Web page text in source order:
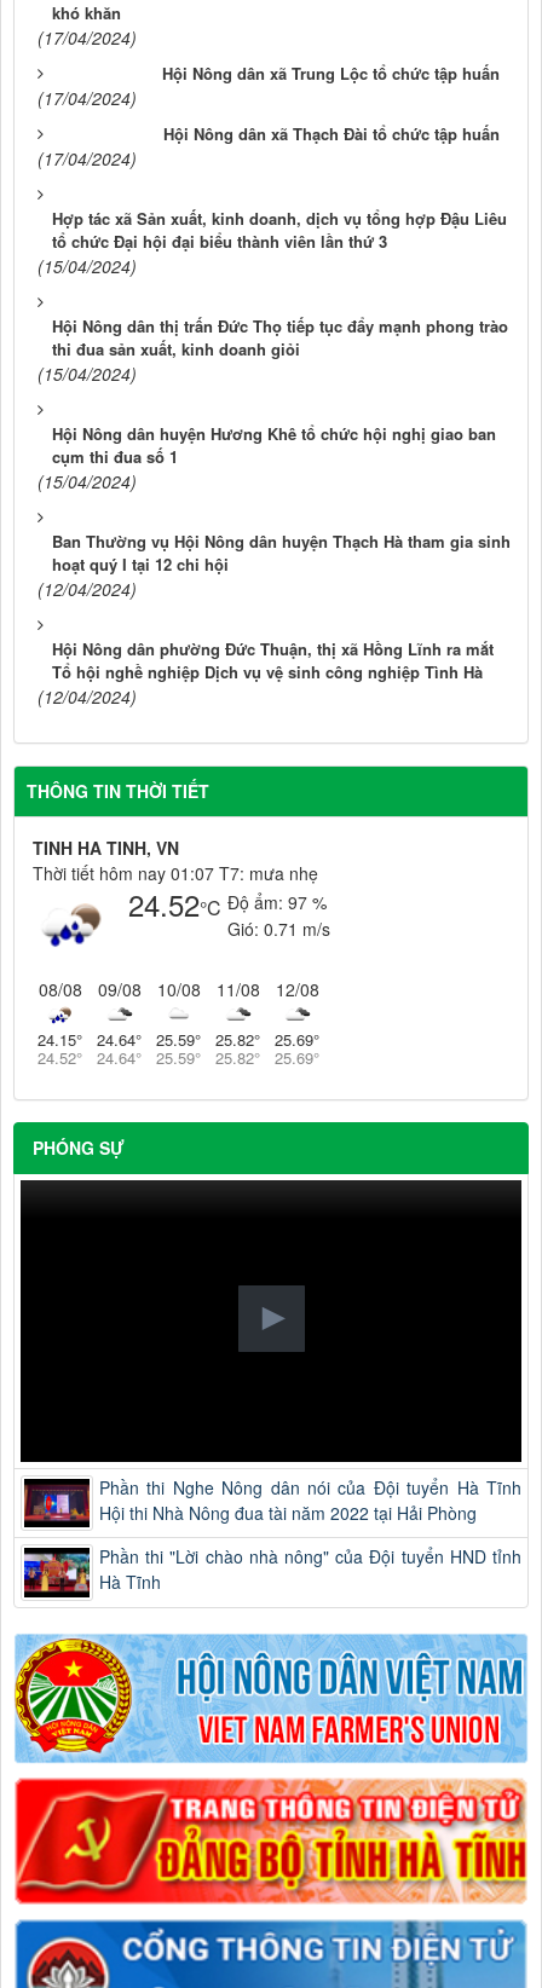
khó khăn
(17/04/2024)
Hội Nông dân xã Trung Lộc tổ chức tập huấn
(17/04/2024)
Hội Nông dân xã Thạch Đài tổ chức tập huấn
(17/04/2024)
Hợp tác xã Sản xuất, kinh doanh, dịch vụ tổng hợp Đậu Liêu
tổ chức Đại hội đại biểu thành viên lần thứ 3
(15/04/2024)
Hội Nông dân thị trấn Đức Thọ tiếp tục đẩy mạnh phong trào
thi đua sản xuất, kinh doanh giỏi
(15/04/2024)
Hội Nông dân huyện Hương Khê tổ chức hội nghị giao ban
cụm thi đua số 1
(15/04/2024)
Ban Thường vụ Hội Nông dân huyện Thạch Hà tham gia sinh
hoạt quý I tại 12 chi hội
(12/04/2024)
Hội Nông dân phường Đức Thuận, thị xã Hồng Lĩnh ra mắt
Tổ hội nghề nghiệp Dịch vụ vệ sinh công nghiệp Tình Hà
(12/04/2024)
THÔNG TIN THỜI TIẾT
TINH HA TINH, VN
Thời tiết hôm nay 01:07 T7: mưa nhẹ
24.52°C Độ ẩm: 97 %
Gió: 0.71 m/s
08/08
24.15°
24.52°
09/08
24.64°
24.64°
10/08
25.59°
25.59°
11/08
25.82°
25.82°
12/08
25.69°
25.69°
PHÓNG SỰ
Phần thi Nghe Nông dân nói của Đội tuyển Hà Tĩnh
Hội thi Nhà Nông đua tài năm 2022 tại Hải Phòng
Phần thi "Lời chào nhà nông" của Đội tuyển HND tỉnh
Hà Tĩnh